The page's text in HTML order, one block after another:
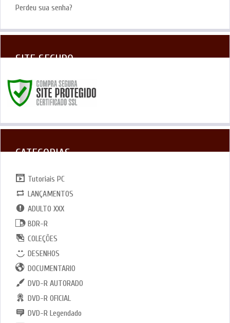
Perdeu sua senha?
SITE SEGURO
CATEGORIAS
Tutoriais PC
LANÇAMENTOS
ADULTO XXX
BDR-R
COLEÇÕES
DESENHOS
DOCUMENTARIO
DVD-R AUTORADO
DVD-R OFICIAL
DVD-R Legendado